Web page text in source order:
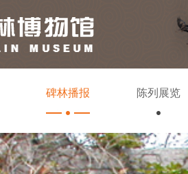
碑林播报 陈列展览